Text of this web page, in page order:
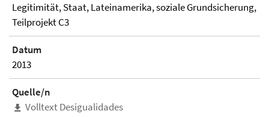
Legitimität, Staat, Lateinamerika, soziale Grundsicherung,
Teilprojekt C3
Datum
2013
Quelle/n
Volltext Desigualidades